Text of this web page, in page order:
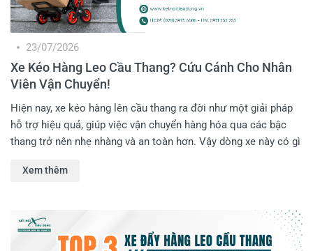
Xe Kéo Hàng Leo Cầu Thang? Cứu Cánh Cho Nhân
Viên Vận Chuyển!
23/07/2026
Hiện nay, xe kéo hàng lên cầu thang ra đời như một giải pháp
hỗ trợ hiệu quả, giúp việc vận chuyển hàng hóa qua các bậc
thang trở nên nhẹ nhàng và an toàn hơn. Vậy dòng xe này có gì
chuyển lựa chọn sử dụng đến vậy? Trong bài viết này, Kết Nối
Xem thêm